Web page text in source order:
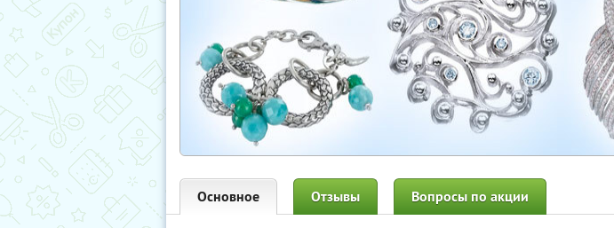
Основное Отзывы Вопросы по акции